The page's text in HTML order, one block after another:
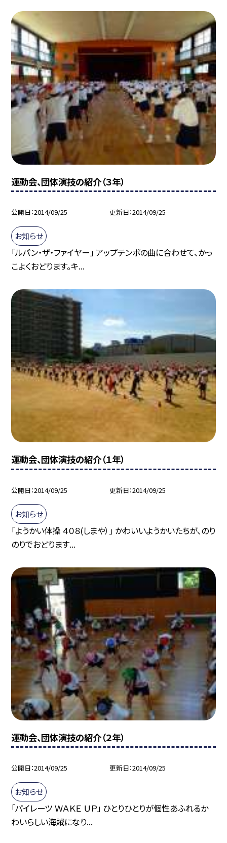
運動会、団体演技の紹介（３年）
公開日 2014/09/25 更新日 2014/09/25
お知らせ
「ルパン・ザ・ファイヤー」 アップテンポの曲に合わせて、かっ
こよくおどります。キ...
運動会、団体演技の紹介（１年）
公開日 2014/09/25 更新日 2014/09/25
お知らせ
「ようかい体操 ４０８(しまや）」 かわいいようかいたちが、のり
のりでおどります...
運動会、団体演技の紹介（２年）
公開日 2014/09/25 更新日 2014/09/25
お知らせ
「パイレーツ ＷＡＫＥ ＵＰ」 ひとりひとりが個性あふれるか
わいらしい海賊になり...